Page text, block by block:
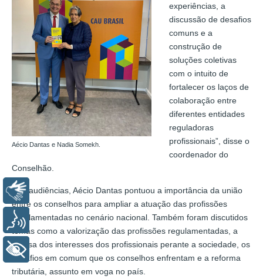
Aécio Dantas e Nadia Somekh.
experiências, a
discussão de desafios
comuns e a
construção de
soluções coletivas
com o intuito de
fortalecer os laços de
colaboração entre
diferentes entidades
reguladoras
profissionais”, disse o
coordenador do
Conselhão.
Nas audiências, Aécio Dantas pontuou a importância da união
entre os conselhos para ampliar a atuação das profissões
regulamentadas no cenário nacional. Também foram discutidos
temas como a valorização das profissões regulamentadas, a
defesa dos interesses dos profissionais perante a sociedade, os
desafios em comum que os conselhos enfrentam e a reforma
tributária, assunto em voga no país.
Libras
Voz
+ Acessibilidade